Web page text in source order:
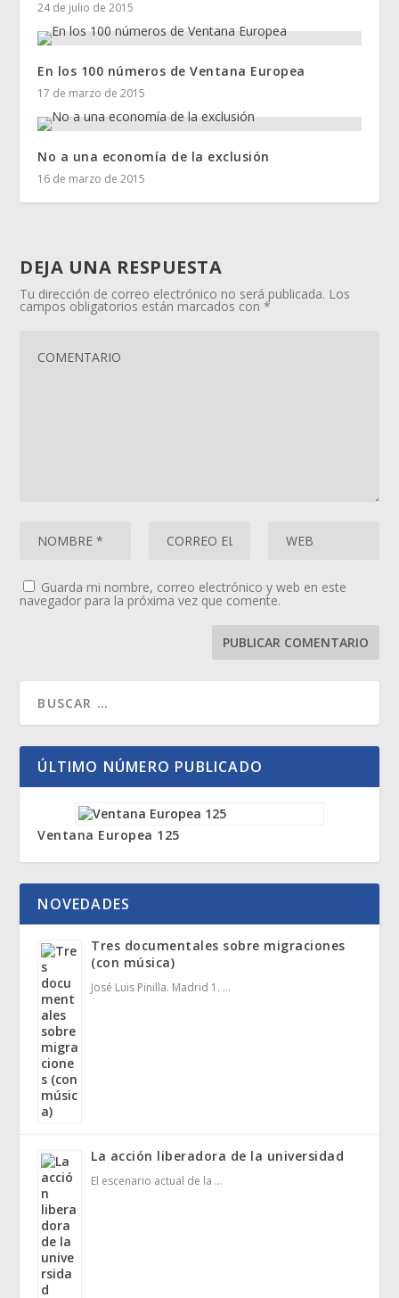
24 de julio de 2015
En los 100 números de Ventana Europea
17 de marzo de 2015
No a una economía de la exclusión
16 de marzo de 2015
DEJA UNA RESPUESTA
Tu dirección de correo electrónico no será publicada. Los
campos obligatorios están marcados con*
Guarda mi nombre, correo electrónico y web en este
navegador para la próxima vez que comente.
ÚLTIMO NÚMERO PUBLICADO
Ventana Europea 125
NOVEDADES
Tres documentales sobre migraciones
(con música)
José Luis Pinilla. Madrid 1. …
La acción liberadora de la universidad
El escenario actual de la …